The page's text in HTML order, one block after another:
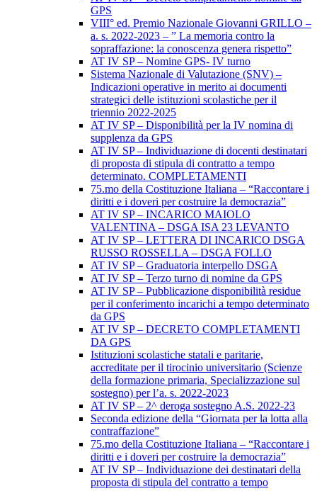
GPS
VIII° ed. Premio Nazionale Giovanni GRILLO –
a. s. 2022-2023 – ” La memoria contro la
sopraffazione: la conoscenza genera rispetto”
AT IV SP – Nomine GPS- IV turno
Sistema Nazionale di Valutazione (SNV) –
Indicazioni operative in merito ai documenti
strategici delle istituzioni scolastiche per il
triennio 2022-2025
AT IV SP – Disponibilità per la IV nomina di
supplenza da GPS
AT IV SP – Individuazione di docenti destinatari
di proposta di stipula di contratto a tempo
determinato. COMPLETAMENTI
75.mo della Costituzione Italiana – “Raccontare i
diritti e i doveri per costruire la democrazia”
AT IV SP – INCARICO MAIOLO
VALENTINA – DSGA ISA 23 LEVANTO
AT IV SP – LETTERA DI INCARICO DSGA
RUSSO ROSSELLA – DSGA FOLLO
AT IV SP – Graduatoria interpello DSGA
AT IV SP – Terzo turno di nomine da GPS
AT IV SP – Pubblicazione disponibilità residue
per il conferimento incarichi a tempo determinato
da GPS
AT IV SP – DECRETO COMPLETAMENTI
DA GPS
Istituzioni scolastiche statali e paritarie,
accreditate per il tirocinio universitario (Scienze
della formazione primaria, Specializzazione sul
sostegno) per l’a. s. 2022-2023
AT IV SP – 2^ deroga sostegno A.S. 2022-23
Seconda edizione della “Giornata per la lotta alla
contraffazione”
75.mo della Costituzione Italiana – “Raccontare i
diritti e i doveri per costruire la democrazia”
AT IV SP – Individuazione dei destinatari della
proposta di stipula del contratto a tempo